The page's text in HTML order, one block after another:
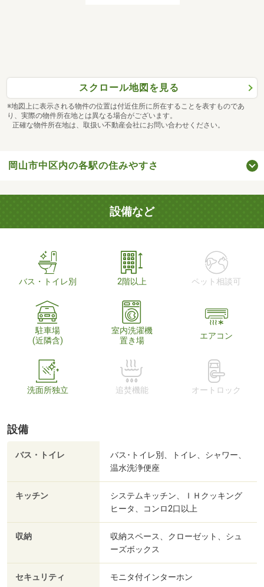
スクロール地図を見る
※地図上に表示される物件の位置は付近住所に所在することを表すものであ
り、実際の物件所在地とは異なる場合がございます。
正確な物件所在地は、取扱い不動産会社にお問い合わせください。
岡山市中区内の各駅の住みやすさ
設備など
バス・トイレ別 2階以上 ペット相談可
駐車場
(近隣含)
室内洗濯機
置き場
エアコン
洗面所独立 追焚機能 オートロック
設備
バス・トイレ
バス･トイレ別、トイレ、シャワー、
温水洗浄便座
キッチン
システムキッチン、ＩＨクッキング
ヒータ、コンロ2口以上
収納
収納スペース、クローゼット、シュ
ーズボックス
セキュリティ モニタ付インターホン